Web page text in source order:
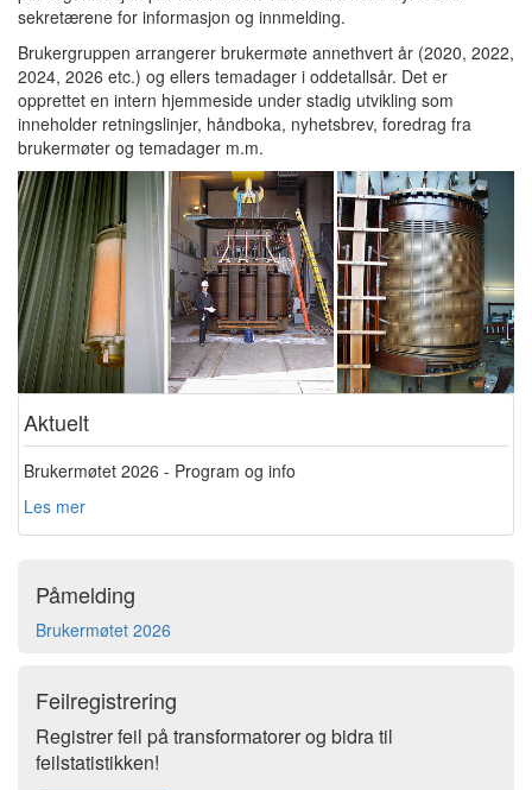
sekretærene for informasjon og innmelding.
Brukergruppen arrangerer brukermøte annethvert år (2020, 2022,
2024, 2026 etc.) og ellers temadager i oddetallsår. Det er
opprettet en intern hjemmeside under stadig utvikling som
inneholder retningslinjer, håndboka, nyhetsbrev, foredrag fra
brukermøter og temadager m.m.
Aktuelt
Brukermøtet 2026 - Program og info
Les mer
Påmelding
Brukermøtet 2026
Feilregistrering
Registrer feil på transformatorer og bidra til
feilstatistikken!